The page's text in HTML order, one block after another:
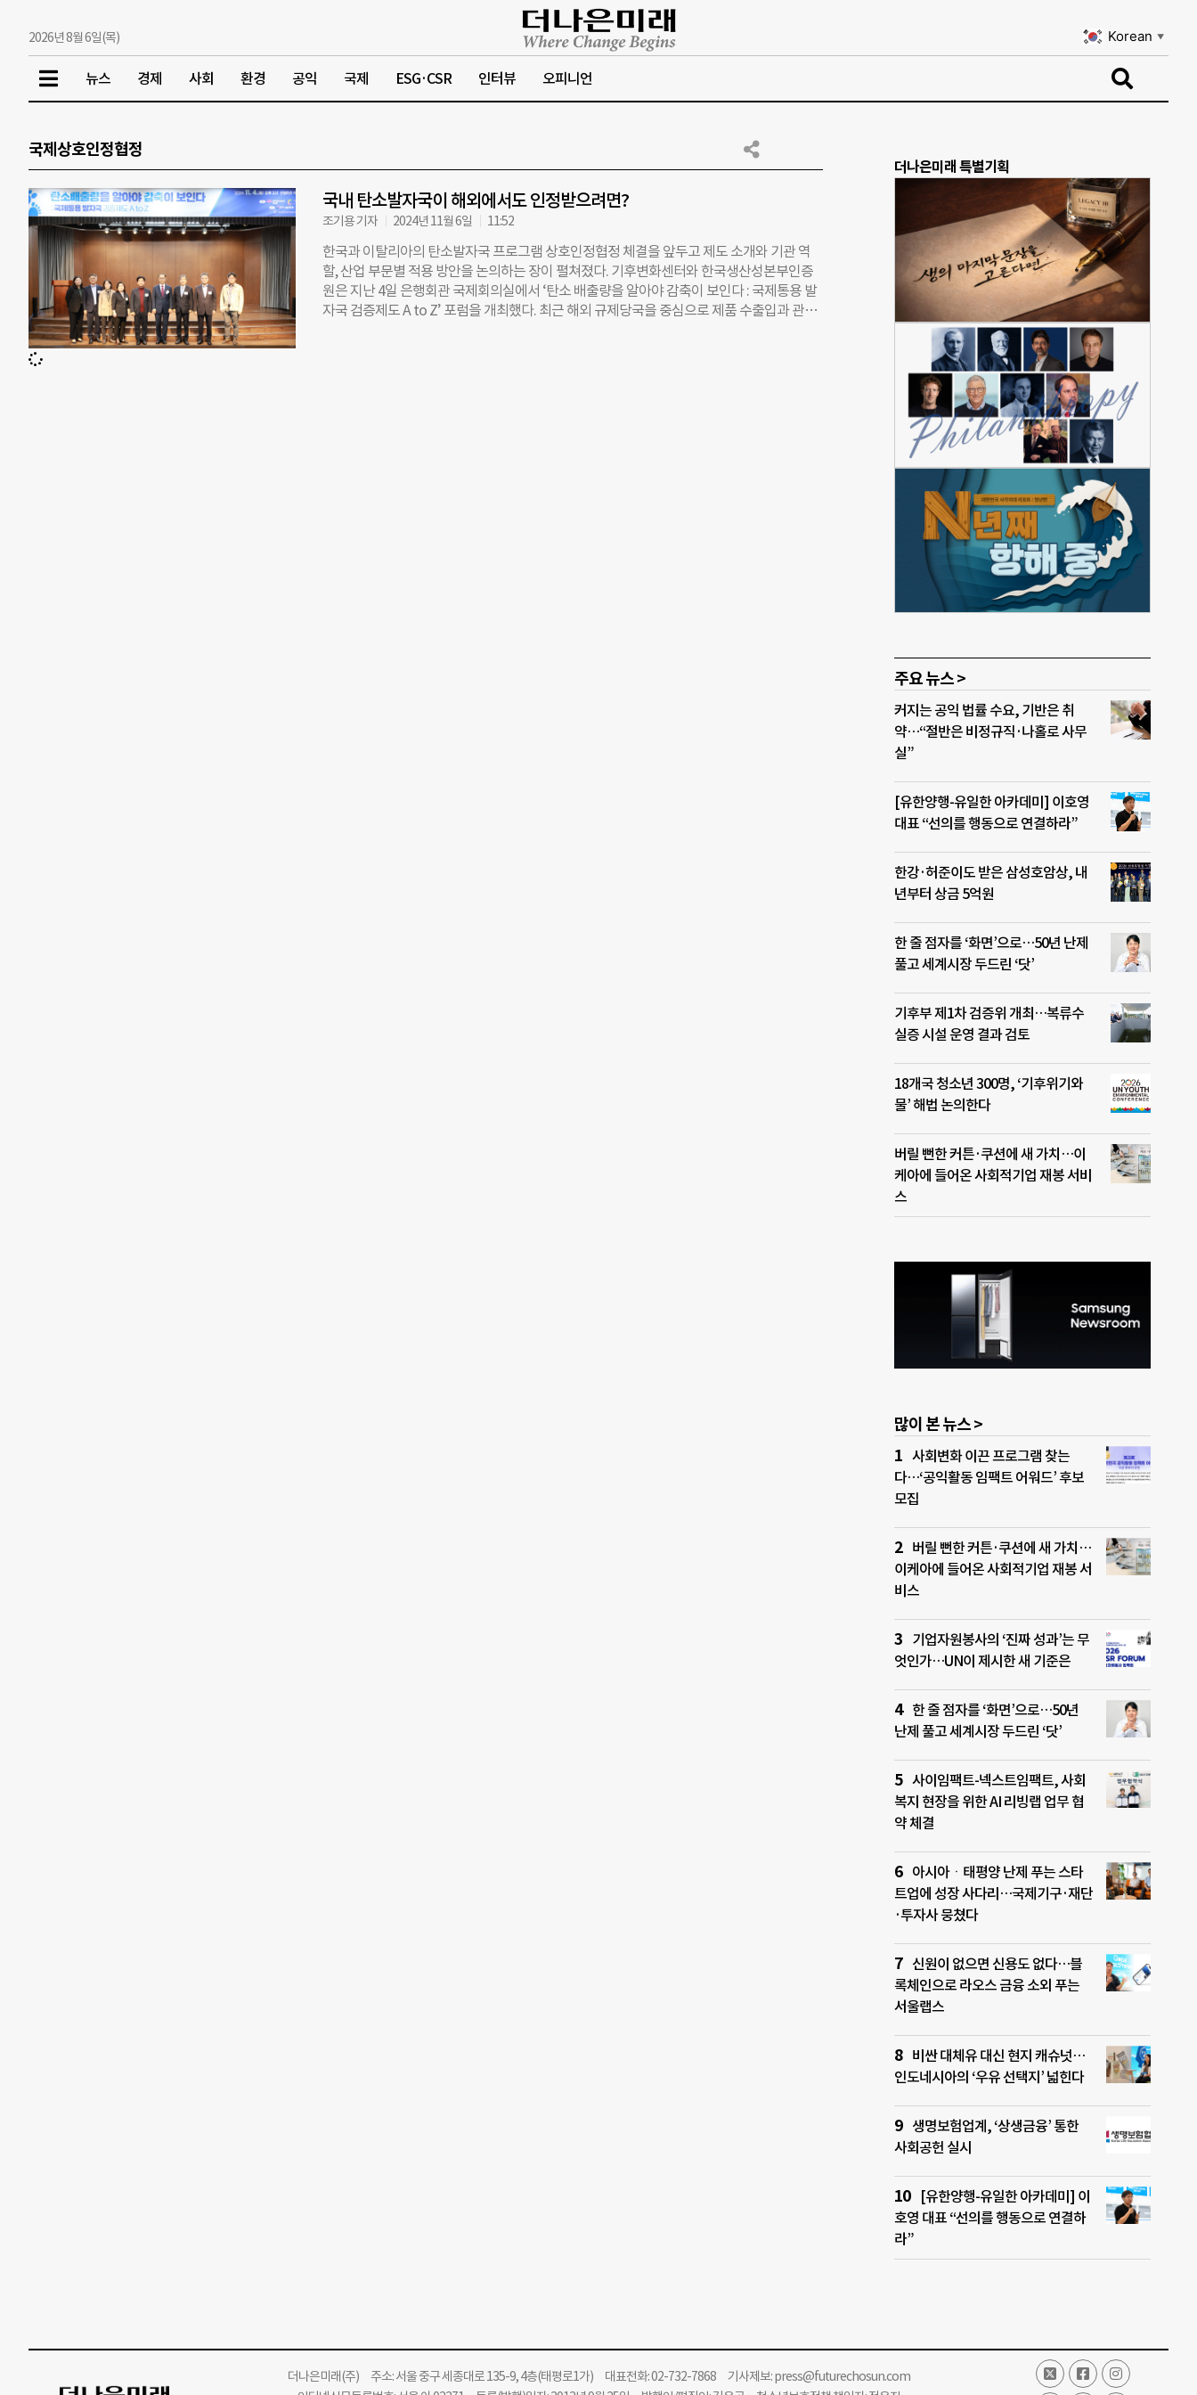
2026년 8월 6일(목) Korean ▼
뉴스 경제 사회 환경 공익 국제 ESG·CSR 인터뷰 오피니언
국제상호인정협정
국내 탄소발자국이 해외에서도 인정받으려면?
조기용 기자 2024년 11월 6일 11:52
한국과 이탈리아의 탄소발자국 프로그램 상호인정협정 체결을 앞두고 제도 소개와 기관 역
할, 산업 부문별 적용 방안을 논의하는 장이 펼쳐졌다. 기후변화센터와 한국생산성본부인증
원은 지난 4일 은행회관 국제회의실에서 ‘탄소 배출량을 알아야 감축이 보인다 : 국제통용 발
자국 검증제도 A to Z’ 포럼을 개최했다. 최근 해외 규제당국을 중심으로 제품 수출입과 관련
더나은미래 특별기획
주요 뉴스 >
커지는 공익 법률 수요, 기반은 취
약…“절반은 비정규직·나홀로 사무
실”
[유한양행-유일한 아카데미] 이호영
대표 “선의를 행동으로 연결하라”
한강·허준이도 받은 삼성호암상, 내
년부터 상금 5억원
한 줄 점자를 ‘화면’으로…50년 난제
풀고 세계시장 두드린 ‘닷’
기후부 제1차 검증위 개최…복류수
실증 시설 운영 결과 검토
18개국 청소년 300명, ‘기후위기와
물’ 해법 논의한다
버릴 뻔한 커튼·쿠션에 새 가치…이
케아에 들어온 사회적기업 재봉 서비
스
많이 본 뉴스 >
사회변화 이끈 프로그램 찾는
다…‘공익활동 임팩트 어워드’ 후보
모집
버릴 뻔한 커튼·쿠션에 새 가치…
이케아에 들어온 사회적기업 재봉 서
비스
기업자원봉사의 ‘진짜 성과’는 무
엇인가…UN이 제시한 새 기준은
한 줄 점자를 ‘화면’으로…50년
난제 풀고 세계시장 두드린 ‘닷’
사이임팩트-넥스트임팩트, 사회
복지 현장을 위한 AI 리빙랩 업무 협
약 체결
아시아ㆍ태평양 난제 푸는 스타
트업에 성장 사다리…국제기구·재단
·투자사 뭉쳤다
신원이 없으면 신용도 없다…블
록체인으로 라오스 금융 소외 푸는
서울랩스
비싼 대체유 대신 현지 캐슈넛…
인도네시아의 ‘우유 선택지’ 넓힌다
생명보험업계, ‘상생금융’ 통한
사회공헌 실시
[유한양행-유일한 아카데미] 이
호영 대표 “선의를 행동으로 연결하
라”
더나은미래(주)주소: 서울 중구 세종대로 135-9, 4층(태평로1가) 대표전화: 02-732-7868 기사제보:press@futurechosun.com